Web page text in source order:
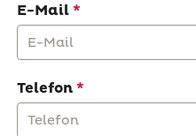
E-Mail
Telefon